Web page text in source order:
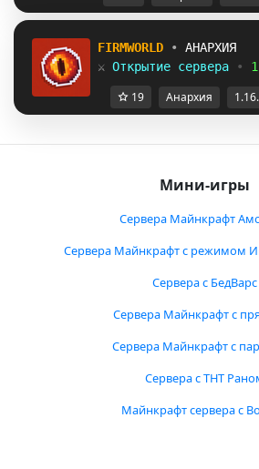
FIRMWORL D •
АНАРХИЯ
⚔ Открытие сервера •
19 Анархия
Мини-игры
Сервера Майнкрафт
Сервера Майнкрафт с режимом
Сервера с БедВарс
Сервера Майнкрафт с
Сервера Майнкрафт с
Сервера с ТНТ
Майнкрафт сервера с